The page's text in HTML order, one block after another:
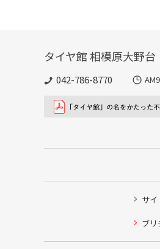
タイヤ館 相模原大野台
042-786-8770
サ
ブリ
タイヤ点検・安全点検/
クローク契約会員専用
本日のタイヤ履き替え順